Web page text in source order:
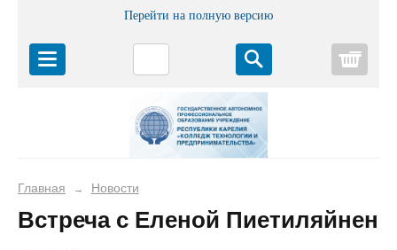
Перейти на полную версию
Главная → Новости
Встреча с Еленой Пиетиляйнен